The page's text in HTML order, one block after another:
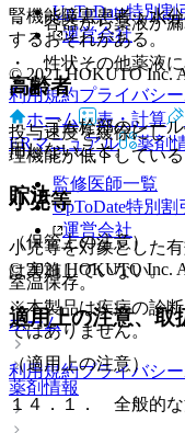
・ 容器から薬液が漏
・ 性状その他薬液
こと。
・ ゴム栓部のシール
用しないこと。
貯法
（保管上の注意）
室温保存。
ホーム
薬剤情報
腎機能障害患者：水
するおそれがある。
高齢者
投与速度を緩徐にし
理機能が低下してい
小児等
小児等を対象とした
は実施していない。
適用上の注意、取
（適用上の注意）
１４．１． 全般的
UpToDate特別割
運営会社
© 2021 HOKUTO Inc.
利用規約プライバシ
ホーム
表・計算
ERマニュアル
薬剤
監修医師一覧
UpToDate特別割
運営会社
© 2021 HOKUTO Inc.
※本製品は疾病の診
ではありません。
利用規約プライバシ